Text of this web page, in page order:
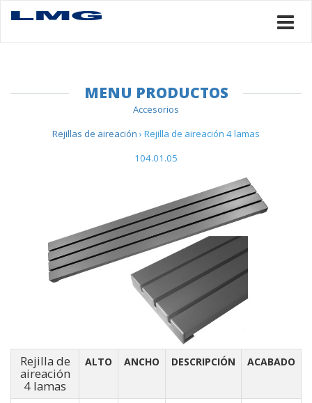
MENU PRODUCTOS
Accesorios
Rejillas de aireación › Rejilla de aireación 4 lamas
104.01.05
Rejilla de
aireación
4 lamas
ALTO ANCHO DESCRIPCIÓN ACABADO